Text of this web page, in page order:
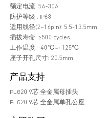
额定电流: 5A-30A
防护等级 : IP68
适用线径(2~16pin): 5.5-13.5mm
插拔寿命: ≥500 cycles
工作温度: -40℃~+125℃
座子开孔尺寸: 20.5mm
产品支持
PLG20 9芯 全金属母插头
PLG20 9芯 全金属单孔公座